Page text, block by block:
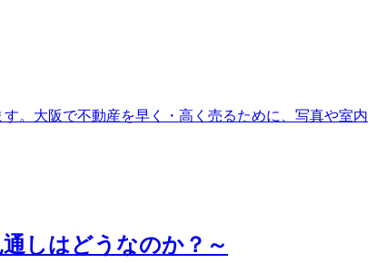
。大阪で不動産を早く・高く売るために、写真や室内
しはどうなのか？～